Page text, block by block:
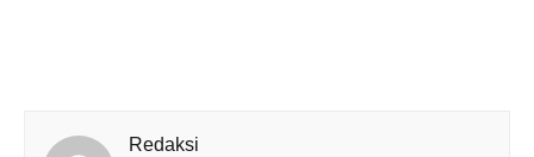
Redaksi